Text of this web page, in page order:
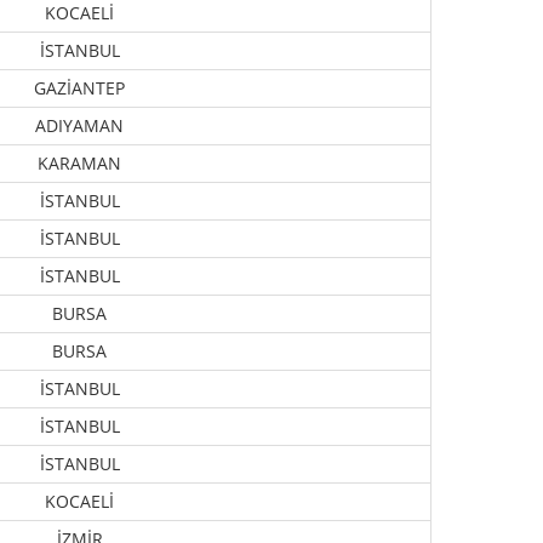
KOCAELİ
İSTANBUL
GAZİANTEP
ADIYAMAN
KARAMAN
İSTANBUL
İSTANBUL
İSTANBUL
BURSA
BURSA
İSTANBUL
İSTANBUL
İSTANBUL
KOCAELİ